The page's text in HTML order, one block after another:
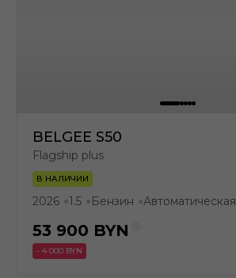
BELGEE S50
Flagship plus
В НАЛИЧИИ
2026 ●1.5 ● Бензин ●Автоматическая
53 900 BYN
- 4 000 BYN